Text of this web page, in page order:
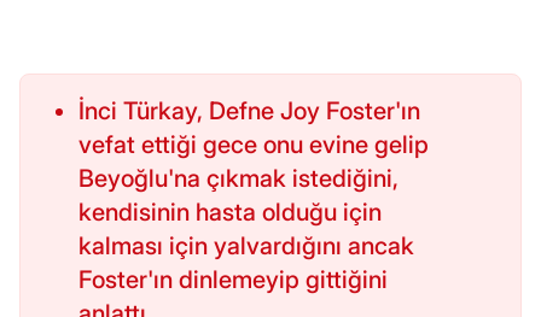
İnci Türkay, Defne Joy Foster'ın
vefat ettiği gece onu evine gelip
Beyoğlu'na çıkmak istediğini,
kendisinin hasta olduğu için
kalması için yalvardığını ancak
Foster'ın dinlemeyip gittiğini